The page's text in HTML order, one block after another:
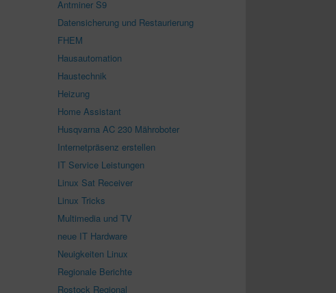
Antminer S9
Datensicherung und Restaurierung
FHEM
Hausautomation
Haustechnik
Heizung
Home Assistant
Husqvarna AC 230 Mähroboter
Internetpräsenz erstellen
IT Service Leistungen
Linux Sat Receiver
Linux Tricks
Multimedia und TV
neue IT Hardware
Neuigkeiten Linux
Regionale Berichte
Rostock Regional